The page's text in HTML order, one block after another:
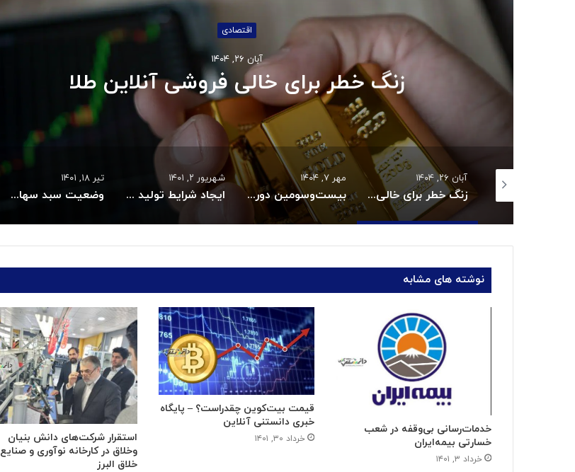
اقتصادی
آبان ۲۶, ۱۴۰۴
زنگ خطر برای خالی فروشی آنلاین طلا
آبان ۲۶, ۱۴۰۴
زنگ خطر برای خالی فروشی آنلاین طلا
مهر ۷, ۱۴۰۴
بیست‌وسومین دوره جایزه ملی تعالی سازمانی در بهمن ماه برگزار می شود
شهریور ۲, ۱۴۰۱
ایجاد شرایط تولید پایدار در ایران خودرو
تیر ۱۸, ۱۴۰۱
وضعیت سبد سهام عدالت امروز۱۸تیر
نوشته های مشابه
خدمات‌رسانی بی‌وقفه در شعب
خسارتی بیمه‌ایران
خرداد ۳, ۱۴۰۱
قیمت بیت‌کوین چقدراست؟ – پایگاه
خبری دانستنی آنلاین
خرداد ۳۰, ۱۴۰۱
استقرار شرکت‌های دانش بنیان
وخلاق در کارخانه نوآوری و صنایع
خلاق البرز